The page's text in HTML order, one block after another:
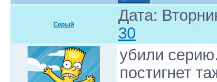
Серый
Дата:
30
убили
постигнет